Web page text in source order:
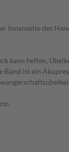
Innenseite des
kann helfen,
ist ein